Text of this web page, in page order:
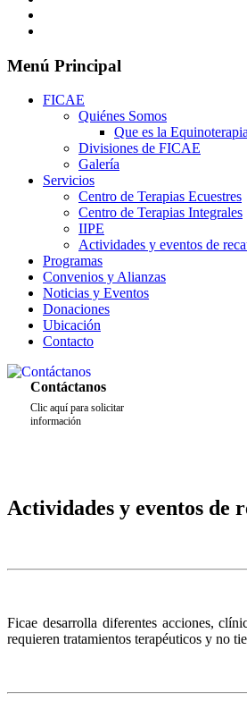
Menú Principal
FICAE
Quiénes Somos
Que es la
Divisiones de FICAE
Galería
Servicios
Centro de Terapias Ecuestres
Centro de Terapias Integrales
IIPE
Actividades y eventos de
Programas
Convenios y Alianzas
Noticias y Eventos
Donaciones
Ubicación
Contacto
Contáctanos
Clic aquí para solicitar
información
Actividades y eventos de
Ficae desarrolla diferentes acciones,
requieren tratamientos terapéuticos y no